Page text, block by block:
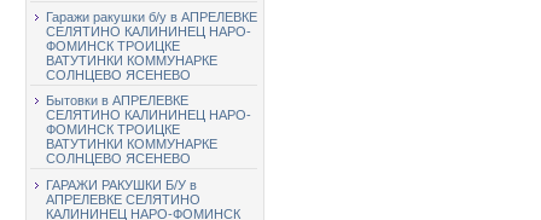
Гаражи ракушки б/у в АПРЕЛЕВКЕ
СЕЛЯТИНО КАЛИНИНЕЦ НАРО-
ФОМИНСК ТРОИЦКЕ
ВАТУТИНКИ КОММУНАРКЕ
СОЛНЦЕВО ЯСЕНЕВО
Бытовки в АПРЕЛЕВКЕ
СЕЛЯТИНО КАЛИНИНЕЦ НАРО-
ФОМИНСК ТРОИЦКЕ
ВАТУТИНКИ КОММУНАРКЕ
СОЛНЦЕВО ЯСЕНЕВО
ГАРАЖИ РАКУШКИ Б/У в
АПРЕЛЕВКЕ СЕЛЯТИНО
КАЛИНИНЕЦ НАРО-ФОМИНСК